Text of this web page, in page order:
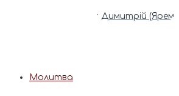
Патріарх Димитрій (Ярема)
Молитва